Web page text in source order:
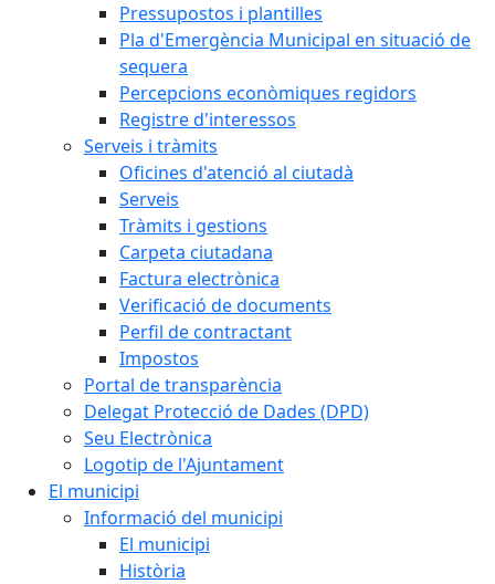
Pressupostos i plantilles
Pla d'Emergència Municipal en situació de
sequera
Percepcions econòmiques regidors
Registre d'interessos
Serveis i tràmits
Oficines d'atenció al ciutadà
Serveis
Tràmits i gestions
Carpeta ciutadana
Factura electrònica
Verificació de documents
Perfil de contractant
Impostos
Portal de transparència
Delegat Protecció de Dades (DPD)
Seu Electrònica
Logotip de l'Ajuntament
El municipi
Informació del municipi
El municipi
Història